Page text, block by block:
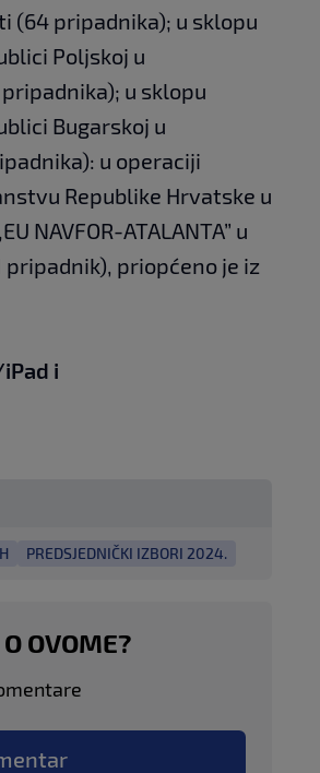
(64 pripadnika); u sklopu
Poljskoj u
u sklopu
Bugarskoj u
u operaciji
Republike Hrvatske u
NAVFOR-ATALANTA” u
priopćeno je iz
i
PREDSJEDNIČKI IZBORI 2024.
OVOME?